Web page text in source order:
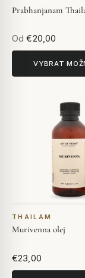
Prabhanjanam
Od €20,00
VYBRAT
THAILAM
Murivenna olej
€23,00